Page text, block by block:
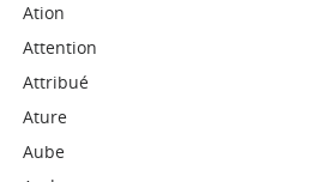
Ation
Attention
Attribué
Ature
Aube